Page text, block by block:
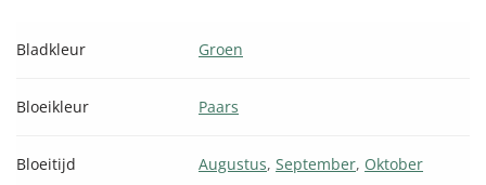
Bladkleur Groen
Bloeikleur Paars
Bloeitijd Augustus,September, Oktober